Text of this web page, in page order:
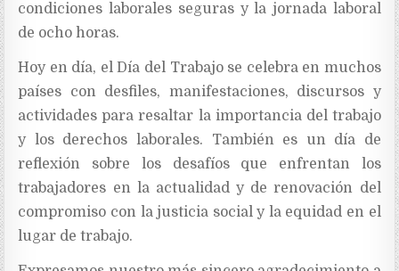
condiciones laborales seguras y la jornada laboral
de ocho horas.
Hoy en día, el Día del Trabajo se celebra en muchos
países con desfiles, manifestaciones, discursos y
actividades para resaltar la importancia del trabajo
y los derechos laborales. También es un día de
reflexión sobre los desafíos que enfrentan los
trabajadores en la actualidad y de renovación del
compromiso con la justicia social y la equidad en el
lugar de trabajo.